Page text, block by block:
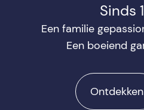
Sinds
Een familie
Een boeiend
Ontdekken